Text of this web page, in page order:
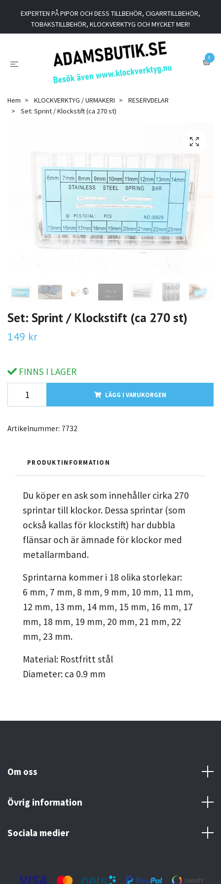
EXPERTEN PÅ PIPOR OCH DESS TILLBEHÖR, CIGARRTILLBEHÖR,
TOBAKSTILLBEHÖR, KLOCKVERKTYG OCH MYCKET MER!
0
Hem KLOCKVERKTYG / URMAKERI
RESERVDELAR
Set: Sprint / Klockstift (ca 270 st)
Set: Sprint / Klockstift (ca 270 st)
149 kr
FINNS I LAGER
LÄGG I VARUKORGEN
Artikelnummer: 7732
PRODUKTINFORMATION
Du köper en ask som innehåller cirka 270
sprintar till klockor. Dessa sprintar (som
också kallas för klockstift) har dubbla
flänsar och är ämnade för klockor med
metallarmband.
Sprintarna kommer i 18 olika storlekar:
6 mm, 7 mm, 8 mm, 9 mm, 10 mm, 11 mm,
12 mm, 13 mm, 14 mm, 15 mm, 16 mm, 17
mm, 18 mm, 19 mm, 20 mm, 21 mm, 22
mm, 23 mm.
Material: Rostfritt stål
Diameter: ca 0.9 mm
Om oss
Övrig information
Sociala medier